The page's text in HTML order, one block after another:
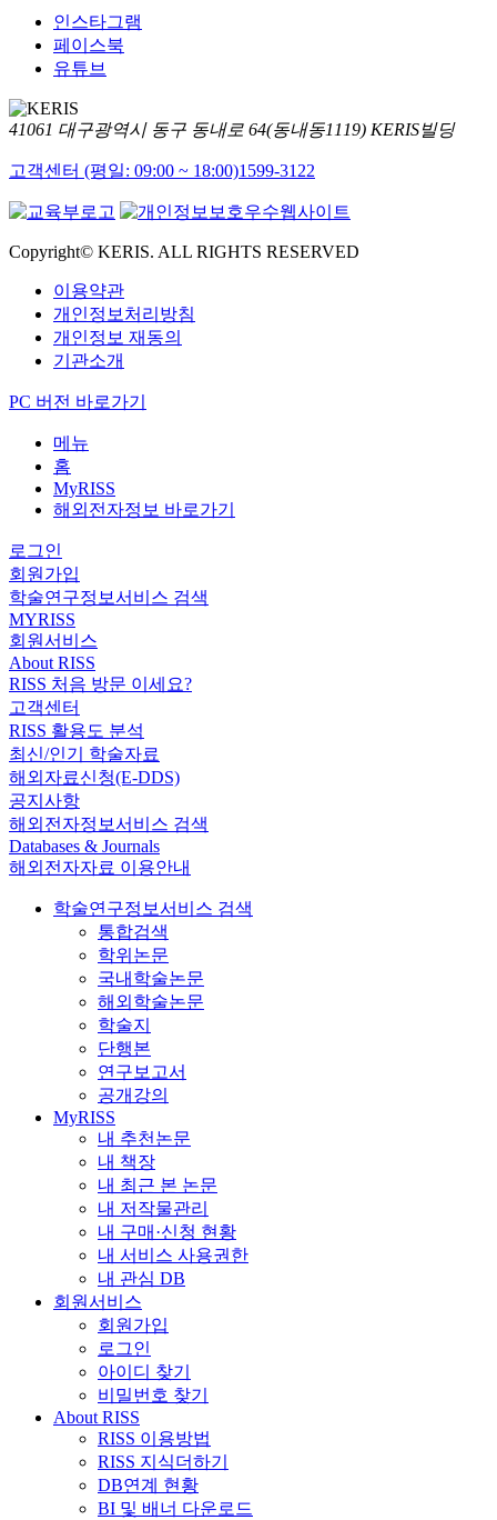
인스타그램
페이스북
유튜브
41061 대구광역시 동구 동내로 64(동내동1119) KERIS빌딩
고객센터 (평일: 09:00 ~ 18:00)1599-3122
Copyright© KERIS. ALL RIGHTS RESERVED
이용약관
개인정보처리방침
개인정보 재동의
기관소개
PC 버전 바로가기
메뉴
홈
MyRISS
해외전자정보 바로가기
로그인
회원가입
학술연구정보서비스 검색
MYRISS
회원서비스
About RISS
RISS 처음 방문 이세요?
고객센터
RISS 활용도 분석
최신/인기 학술자료
해외자료신청(E-DDS)
공지사항
해외전자정보서비스 검색
Databases & Journals
해외전자자료 이용안내
학술연구정보서비스 검색
통합검색
학위논문
국내학술논문
해외학술논문
학술지
단행본
연구보고서
공개강의
MyRISS
내 추천논문
내 책장
내 최근 본 논문
내 저작물관리
내 구매·신청 현황
내 서비스 사용권한
내 관심 DB
회원서비스
회원가입
로그인
아이디 찾기
비밀번호 찾기
About RISS
RISS 이용방법
RISS 지식더하기
DB연계 현황
BI 및 배너 다운로드